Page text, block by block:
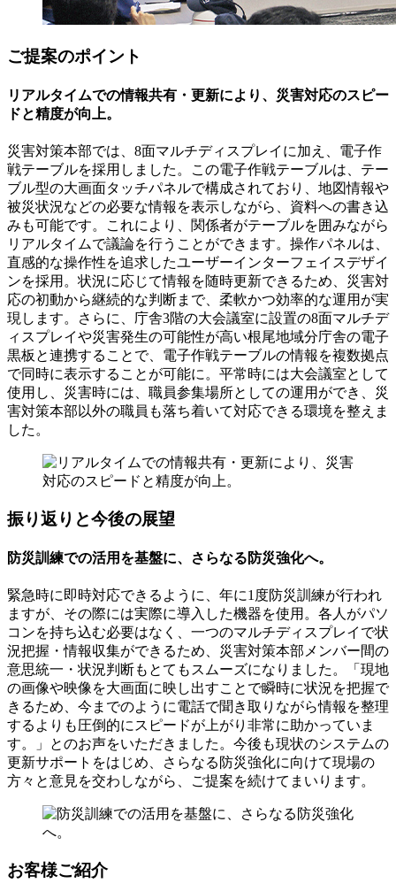
ご提案のポイント
リアルタイムでの情報共有・更新により、災害対応のスピー
ドと精度が向上。
災害対策本部では、8面マルチディスプレイに加え、電子作
戦テーブルを採用しました。この電子作戦テーブルは、テー
ブル型の大画面タッチパネルで構成されており、地図情報や
被災状況などの必要な情報を表示しながら、資料への書き込
みも可能です。これにより、関係者がテーブルを囲みながら
リアルタイムで議論を行うことができます。操作パネルは、
直感的な操作性を追求したユーザーインターフェイスデザイ
ンを採用。状況に応じて情報を随時更新できるため、災害対
応の初動から継続的な判断まで、柔軟かつ効率的な運用が実
現します。さらに、庁舎3階の大会議室に設置の8面マルチデ
ィスプレイや災害発生の可能性が高い根尾地域分庁舎の電子
黒板と連携することで、電子作戦テーブルの情報を複数拠点
で同時に表示することが可能に。平常時には大会議室として
使用し、災害時には、職員参集場所としての運用ができ、災
害対策本部以外の職員も落ち着いて対応できる環境を整えま
した。
振り返りと今後の展望
防災訓練での活用を基盤に、さらなる防災強化へ。
緊急時に即時対応できるように、年に1度防災訓練が行われ
ますが、その際には実際に導入した機器を使用。各人がパソ
コンを持ち込む必要はなく、一つのマルチディスプレイで状
況把握・情報収集ができるため、災害対策本部メンバー間の
意思統一・状況判断もとてもスムーズになりました。「現地
の画像や映像を大画面に映し出すことで瞬時に状況を把握で
きるため、今までのように電話で聞き取りながら情報を整理
するよりも圧倒的にスピードが上がり非常に助かっていま
す。」とのお声をいただきました。今後も現状のシステムの
更新サポートをはじめ、さらなる防災強化に向けて現場の
方々と意見を交わしながら、ご提案を続けてまいります。
お客様ご紹介